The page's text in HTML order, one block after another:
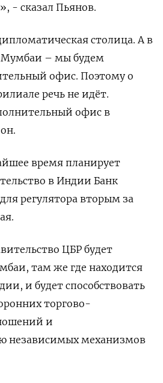
- сказал Пьянов.
столица. А в
Мумбаи – мы будем
офис. Поэтому о
речь не идёт.
офис в
время планирует
в Индии Банк
регулятора вторым за
ЦБР будет
там же где находится
и будет способствовать
торгово-
и
независимых механизмов